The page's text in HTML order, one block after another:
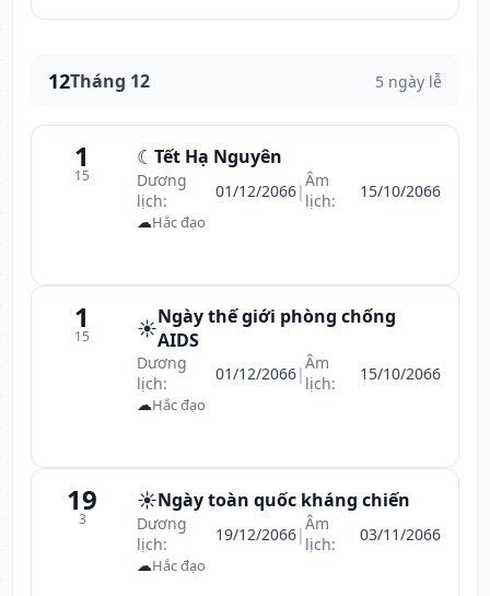
12Tháng 12 5 ngày lễ
1
15
☾ Tết Hạ Nguyên
Dương
lịch:
01/12/2066|Âm
lịch:
15/10/2066
☁Hắc đạo
1
15 ☀️Ngày thế giới phòng chống
AIDS
Dương
lịch:
01/12/2066|Âm
lịch:
15/10/2066
☁Hắc đạo
19
3
☀️Ngày toàn quốc kháng chiến
Dương
lịch:
19/12/2066|Âm
lịch:
03/11/2066
☁Hắc đạo